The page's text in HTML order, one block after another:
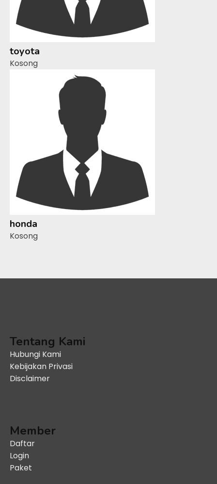
toyota
Kosong
honda
Kosong
Tentang Kami
Hubungi Kami
Kebijakan Privasi
Disclaimer
Member
Daftar
Login
Paket